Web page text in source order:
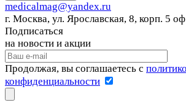
medicalmag@yandex.ru
г. Москва, ул. Ярославская, 8, корп. 5
Подписаться
на новости и акции
Продолжая, вы соглашаетесь с
конфиденциальности